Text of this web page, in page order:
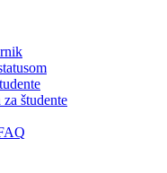
študente